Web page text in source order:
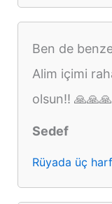
Ben de
Alim içimi
olsun!!
Sedef
Rüyada üç